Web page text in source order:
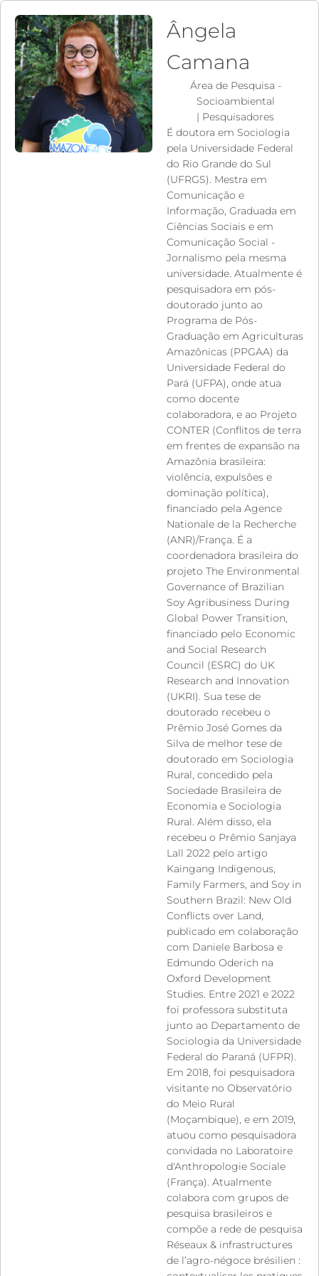
Ângela
Camana
Área de Pesquisa -
Socioambiental
| Pesquisadores
É doutora em Sociologia
pela Universidade Federal
do Rio Grande do Sul
(UFRGS). Mestra em
Comunicação e
Informação, Graduada em
Ciências Sociais e em
Comunicação Social -
Jornalismo pela mesma
universidade. Atualmente é
pesquisadora em pós-
doutorado junto ao
Programa de Pós-
Graduação em Agriculturas
Amazônicas (PPGAA) da
Universidade Federal do
Pará (UFPA), onde atua
como docente
colaboradora, e ao Projeto
CONTER (Conflitos de terra
em frentes de expansão na
Amazônia brasileira:
violência, expulsões e
dominação política),
financiado pela Agence
Nationale de la Recherche
(ANR)/França. É a
coordenadora brasileira do
projeto The Environmental
Governance of Brazilian
Soy Agribusiness During
Global Power Transition,
financiado pelo Economic
and Social Research
Council (ESRC) do UK
Research and Innovation
(UKRI). Sua tese de
doutorado recebeu o
Prêmio José Gomes da
Silva de melhor tese de
doutorado em Sociologia
Rural, concedido pela
Sociedade Brasileira de
Economia e Sociologia
Rural. Além disso, ela
recebeu o Prêmio Sanjaya
Lall 2022 pelo artigo
Kaingang Indigenous,
Family Farmers, and Soy in
Southern Brazil: New Old
Conflicts over Land,
publicado em colaboração
com Daniele Barbosa e
Edmundo Oderich na
Oxford Development
Studies. Entre 2021 e 2022
foi professora substituta
junto ao Departamento de
Sociologia da Universidade
Federal do Paraná (UFPR).
Em 2018, foi pesquisadora
visitante no Observatório
do Meio Rural
(Moçambique), e em 2019,
atuou como pesquisadora
convidada no Laboratoire
d'Anthropologie Sociale
(França). Atualmente
colabora com grupos de
pesquisa brasileiros e
compõe a rede de pesquisa
Réseaux & infrastructures
de l’agro-négoce brésilien :